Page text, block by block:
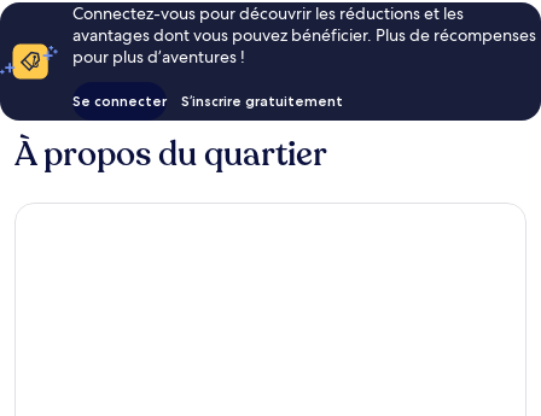
Connectez-vous pour découvrir les réductions et les
avantages dont vous pouvez bénéficier. Plus de récompenses
pour plus d’aventures !
Se connecter S’inscrire gratuitement
À propos du quartier